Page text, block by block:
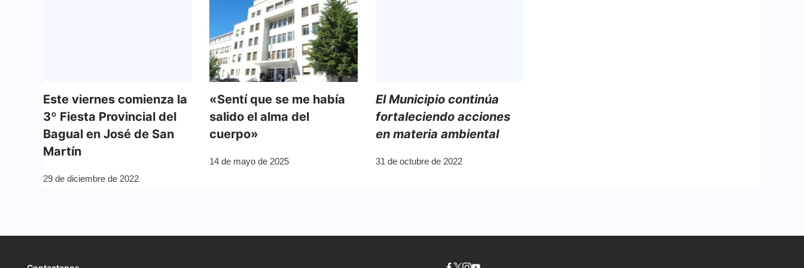
Este viernes comienza la
3º Fiesta Provincial del
Bagual en José de San
Martín
29 de diciembre de 2022
«Sentí que se me había
salido el alma del
cuerpo»
14 de mayo de 2025
El Municipio continúa
fortaleciendo acciones
en materia ambiental
31 de octubre de 2022